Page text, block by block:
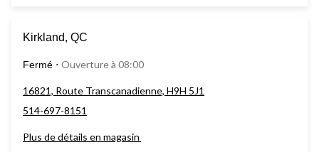
Kirkland, QC
Fermé ⋅ Ouverture à 08:00
16821, Route Transcanadienne, H9H 5J1
514-697-8151
Plus de détails en magasin